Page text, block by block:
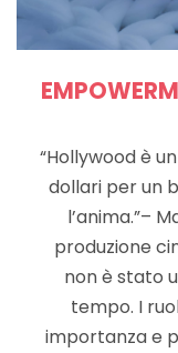
“Hollywood è
dollari per un
l’anima.”–
produzione
non è stato
tempo. I
importanza e